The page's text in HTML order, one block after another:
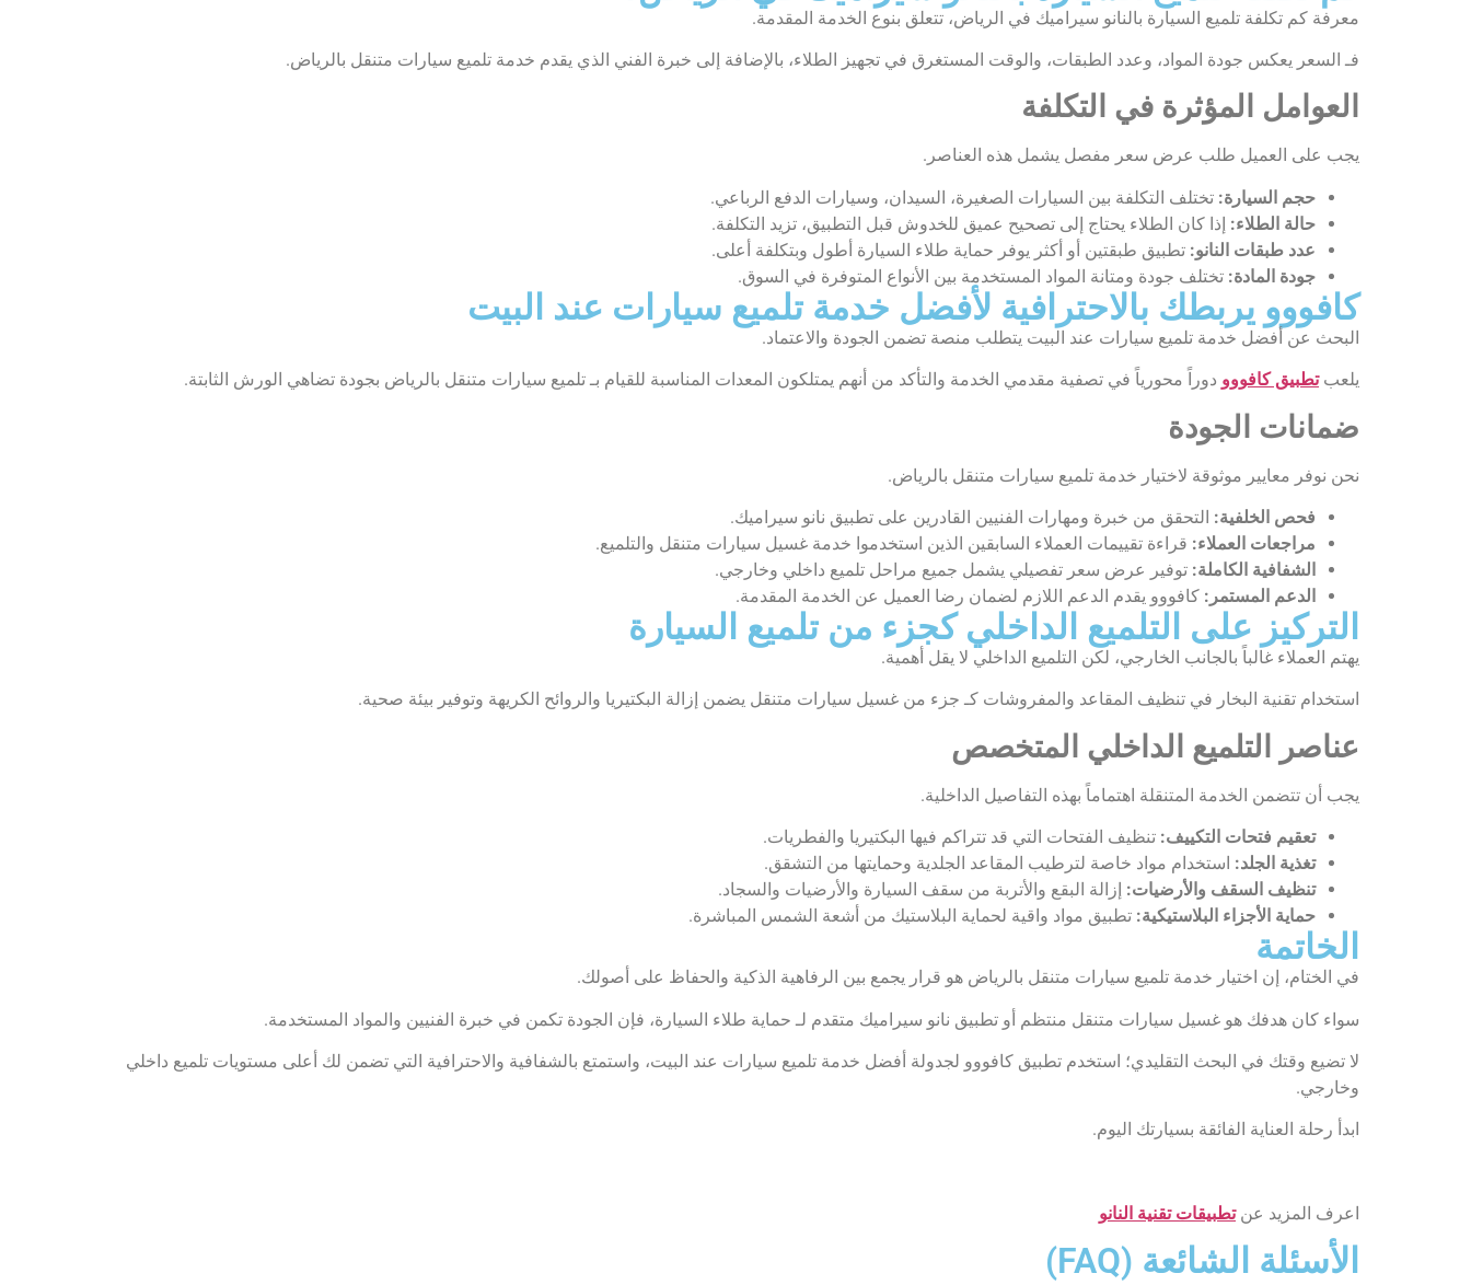
معرفة كم تكلفة تلميع السيارة بالنانو سيراميك في الرياض، تتعلق بنوع الخدمة المقدمة.
فـ السعر يعكس جودة المواد، وعدد الطبقات، والوقت المستغرق في تجهيز الطلاء، بالإضافة إلى خبرة الفني الذي يقدم خدمة تلميع سيارات متنقل بالرياض.
العوامل المؤثرة في التكلفة
يجب على العميل طلب عرض سعر مفصل يشمل هذه العناصر.
حجم السيارة: تختلف التكلفة بين السيارات الصغيرة، السيدان، وسيارات الدفع الرباعي.
حالة الطلاء: إذا كان الطلاء يحتاج إلى تصحيح عميق للخدوش قبل التطبيق، تزيد التكلفة.
عدد طبقات النانو: تطبيق طبقتين أو أكثر يوفر حماية طلاء السيارة أطول وبتكلفة أعلى.
جودة المادة: تختلف جودة ومتانة المواد المستخدمة بين الأنواع المتوفرة في السوق.
كافووو يربطك بالاحترافية لأفضل خدمة تلميع سيارات عند البيت
البحث عن أفضل خدمة تلميع سيارات عند البيت يتطلب منصة تضمن الجودة والاعتماد.
يلعبتطبيق كافووو دوراً محورياً في تصفية مقدمي الخدمة والتأكد من أنهم يمتلكون المعدات المناسبة للقيام بـ تلميع سيارات متنقل بالرياض بجودة تضاهي الورش الثابتة.
ضمانات الجودة
نحن نوفر معايير موثوقة لاختيار خدمة تلميع سيارات متنقل بالرياض.
فحص الخلفية: التحقق من خبرة ومهارات الفنيين القادرين على تطبيق نانو سيراميك.
مراجعات العملاء: قراءة تقييمات العملاء السابقين الذين استخدموا خدمة غسيل سيارات متنقل والتلميع.
الشفافية الكاملة: توفير عرض سعر تفصيلي يشمل جميع مراحل تلميع داخلي وخارجي.
الدعم المستمر: كافووو يقدم الدعم اللازم لضمان رضا العميل عن الخدمة المقدمة.
التركيز على التلميع الداخلي كجزء من تلميع السيارة
يهتم العملاء غالباً بالجانب الخارجي، لكن التلميع الداخلي لا يقل أهمية.
استخدام تقنية البخار في تنظيف المقاعد والمفروشات كـ جزء من غسيل سيارات متنقل يضمن إزالة البكتيريا والروائح الكريهة وتوفير بيئة صحية.
عناصر التلميع الداخلي المتخصص
يجب أن تتضمن الخدمة المتنقلة اهتماماً بهذه التفاصيل الداخلية.
تعقيم فتحات التكييف: تنظيف الفتحات التي قد تتراكم فيها البكتيريا والفطريات.
تغذية الجلد: استخدام مواد خاصة لترطيب المقاعد الجلدية وحمايتها من التشقق.
تنظيف السقف والأرضيات: إزالة البقع والأتربة من سقف السيارة والأرضيات والسجاد.
حماية الأجزاء البلاستيكية: تطبيق مواد واقية لحماية البلاستيك من أشعة الشمس المباشرة.
الخاتمة
في الختام، إن اختيار خدمة تلميع سيارات متنقل بالرياض هو قرار يجمع بين الرفاهية الذكية والحفاظ على أصولك.
سواء كان هدفك هو غسيل سيارات متنقل منتظم أو تطبيق نانو سيراميك متقدم لـ حماية طلاء السيارة، فإن الجودة تكمن في خبرة الفنيين والمواد المستخدمة.
لا تضيع وقتك في البحث التقليدي؛ استخدم تطبيق كافووو لجدولة أفضل خدمة تلميع سيارات عند البيت، واستمتع بالشفافية والاحترافية التي تضمن لك أعلى مستويات تلميع داخلي
وخارجي.
ابدأ رحلة العناية الفائقة بسيارتك اليوم.
اعرف المزيد عنتطبيقات تقنية النانو
الأسئلة الشائعة (FAQ)